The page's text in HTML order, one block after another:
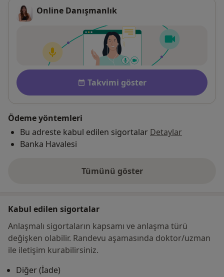
Online Danışmanlık
Uygunluk
Takvimi göster
Ödeme yöntemleri
Bu adreste kabul edilen sigortalar Detaylar
Banka Havalesi
Tümünü göster
adres hakkında
Kabul edilen sigortalar
Anlaşmalı sigortaların kapsamı ve anlaşma türü
değişken olabilir. Randevu aşamasında doktor/uzman
ile iletişim kurabilirsiniz.
Diğer (İade)